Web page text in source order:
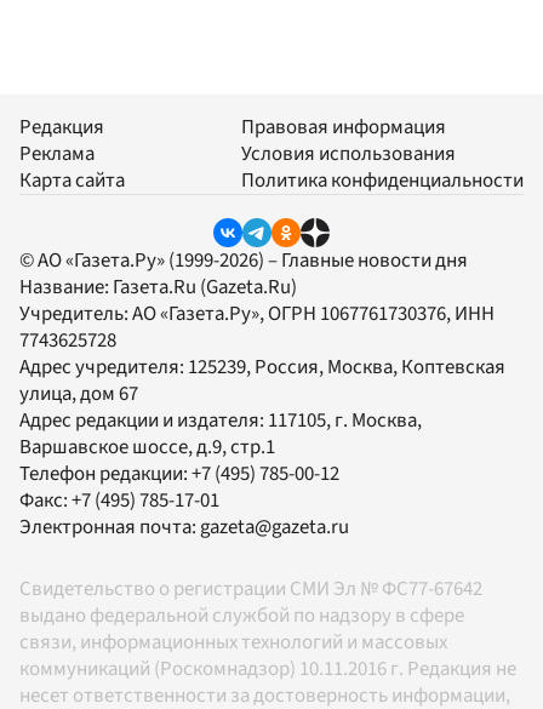
Редакция
Реклама
Карта сайта
Правовая информация
Условия использования
Политика конфиденциальности
© АО «Газета.Ру» (1999-2026) – Главные новости дня
Название: Газета.Ru (Gazeta.Ru)
Учредитель:АО «Газета.Ру», ОГРН 1067761730376, ИНН
7743625728
Адрес учредителя: 125239, Россия, Москва, Коптевская
улица, дом 67
Адрес редакции и издателя: 117105, г. Москва,
Варшавское шоссе, д.9, стр.1
Телефон редакции:+7 (495) 785-00-12
Факс:+7 (495) 785-17-01
Электронная почта: gazeta@gazeta.ru
Свидетельство о регистрации СМИ Эл № ФС77-67642
выдано федеральной службой по надзору в сфере
связи, информационных технологий и массовых
коммуникаций (Роскомнадзор) 10.11.2016 г. Редакция не
несет ответственности за достоверность информации,